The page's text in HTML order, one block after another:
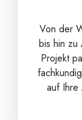
Von der
bis hin zu
Projekt
auf Ihre